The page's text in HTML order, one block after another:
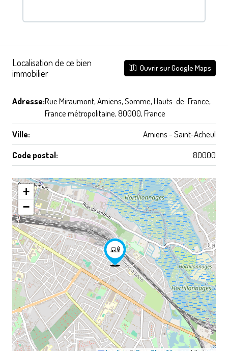
Localisation de ce bien
immobilier
Ouvrir sur Google Maps
Adresse:Rue Miraumont, Amiens, Somme, Hauts-de-France,
France métropolitaine, 80000, France
Ville:
Amiens - Saint-Acheul
Code postal:
80000
+
−